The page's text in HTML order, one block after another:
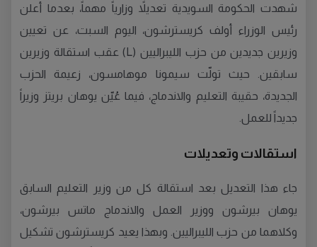
شهدت الحكومة السويدية تعديلاً وزارياً مهماً، بعدما أعلن
رئيس الوزراء أولف كريسترشون، اليوم السبت، عن تعيين
وزيرين جديدين من حزب الليبراليين (L) عقب استقالة وزيرين
سابقين. حيث تولّت سيمونا موهامسون، زعيمة الحزب
الجديدة، حقيبة التعليم والاندماج، فيما عُيّن يوهان بريتز وزيراً
جديداً للعمل.
استقالات وتعديلات
جاء هذا التعديل بعد استقالة كل من وزير التعليم السابق
يوهان بيرشون ووزير العمل والاندماج ماتس بيرشون،
وكلاهما من حزب الليبراليين. وبهذا يعيد كريسترشون تشكيل